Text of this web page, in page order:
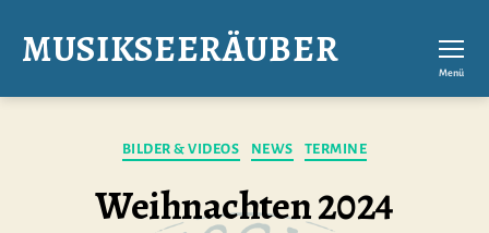
MUSIKSEERÄUBER Menü
Kategorien
BILDER & VIDEOS NEWS TERMINE
Weihnachten 2024